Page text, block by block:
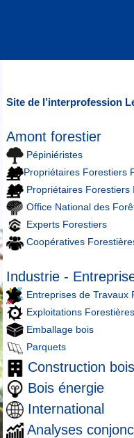
Site de l’interprofession
Amont forestier
Pépiniéristes
Propriétaires Forestiers
Propriétaires Forestiers
Office National des
Experts Forestiers
Coopératives
Industrie -
Entreprises de Travaux
Exploitations
Emballage bois
Parquets
Construction bois
Bois énergie
International
Analyses